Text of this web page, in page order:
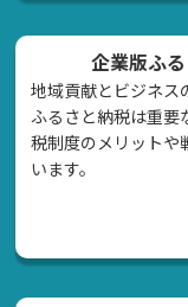
企業版ふ
地域貢献とビジネス
ふるさと納税は重要
税制度のメリットや
います。